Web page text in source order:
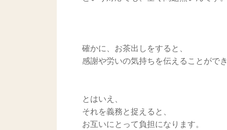
確かに、お茶出しをすると、
感謝や労いの気持ちを伝えることができ
とはいえ、
それを義務と捉えると、
お互いにとって負担になります。